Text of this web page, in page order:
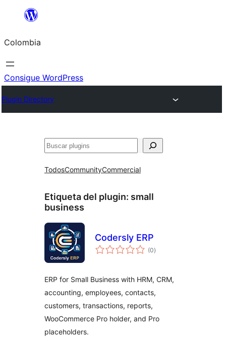
Saltar
contenido
Colombia
Consigue WordPress
Plugin Directory
Buscar
TodosCommunityCommercial
Etiqueta del plugin: small
business
Codersly ERP
(0total
de
)
ERP for Small Business with HRM, CRM,
accounting, employees, contacts,
customers, transactions, reports,
WooCommerce Pro holder, and Pro
placeholders.